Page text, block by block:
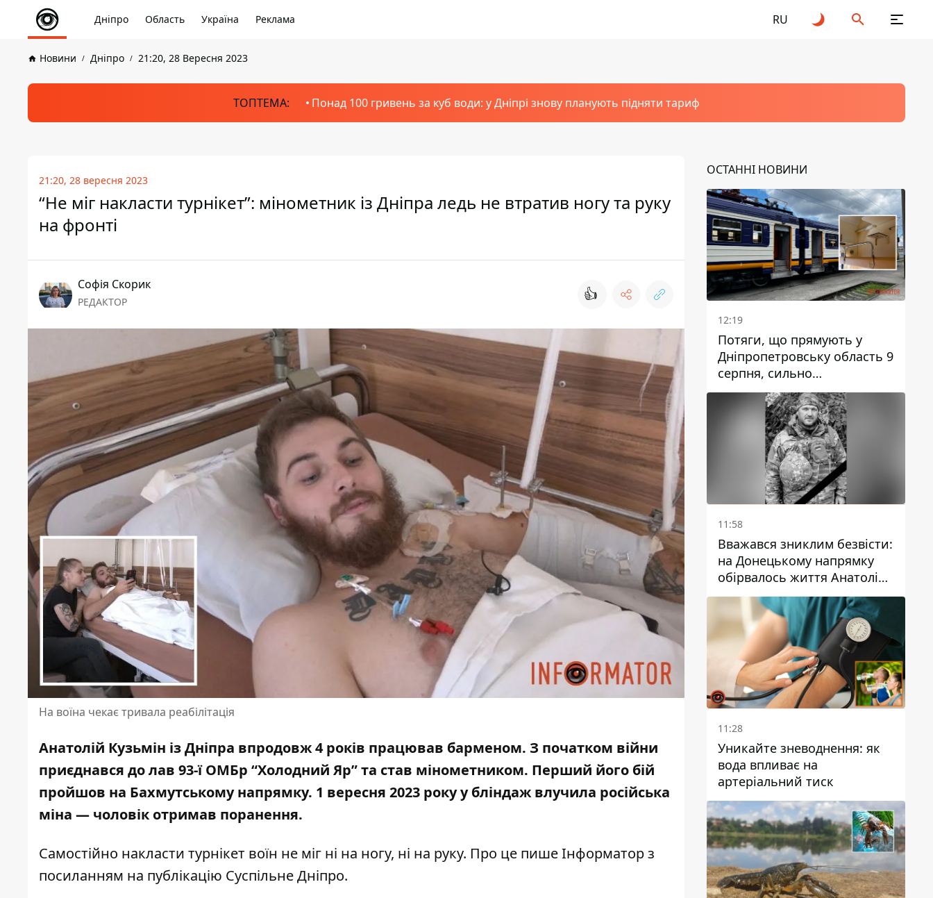
Дніпро Область Україна Реклама RU
Новини Дніпро 21:20, 28 Вересня 2023
ТОПТЕМА: Понад 100 гривень за куб води: у Дніпрі знову планують підняти тариф
21:20, 28 вересня 2023
“Не міг накласти турнікет”: мінометник із Дніпра ледь не втратив ногу та руку
на фронті
Софія Скорик
РЕДАКТОР 👍
На воїна чекає тривала реабілітація
Анатолій Кузьмін із Дніпра впродовж 4 років працював барменом. З початком війни
приєднався до лав 93-ї ОМБр “Холодний Яр” та став мінометником. Перший його бій
пройшов на Бахмутському напрямку. 1 вересня 2023 року у бліндаж влучила російська
міна — чоловік отримав поранення.
Самостійно накласти турнікет воїн не міг ні на ногу, ні на руку. Про це пише Інформаторз
посиланням на публікацію Суспільне Дніпро.
ОСТАННІ НОВИНИ
12:19
Потяги, що прямують у
Дніпропетровську область 9
серпня, сильно
затримуються
11:58
Вважався зниклим безвісти:
на Донецькому напрямку
обірвалось життя Анатолія
Ткачука з
Дніпропетровської області
11:28
Уникайте зневоднення: як
вода впливає на
артеріальний тиск